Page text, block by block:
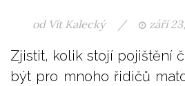
od Vít Kalecký / září
Zjistit, kolik stojí pojištění
být pro mnoho řidičů